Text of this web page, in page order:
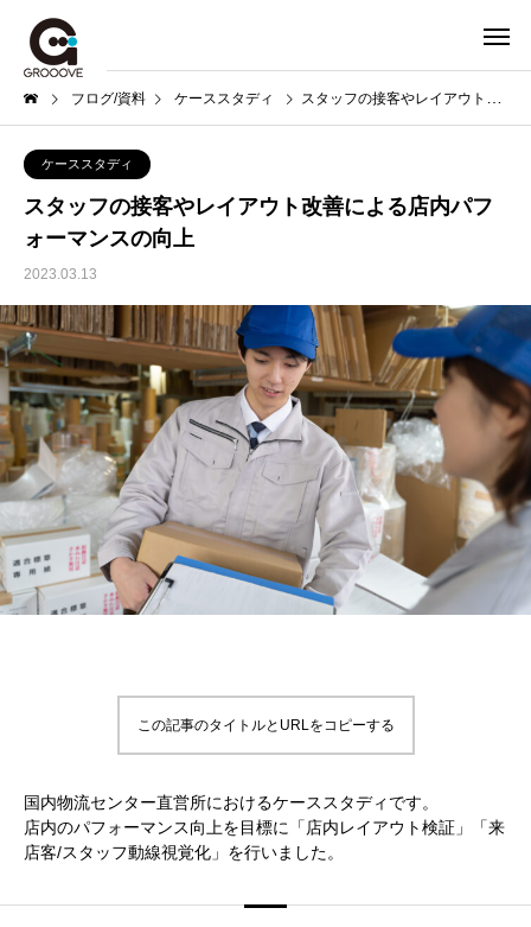
ブログ/資料 ケーススタディ スタッフの接客やレイアウト改善による店内パフォーマンスの向上
ケーススタディ
スタッフの接客やレイアウト改善による店内パフ
ォーマンスの向上
2023.03.13
この記事のタイトルとURLをコピーする
国内物流センター直営所におけるケーススタディです。
店内のパフォーマンス向上を目標に「店内レイアウト検証」「来
店客/スタッフ動線視覚化」を行いました。